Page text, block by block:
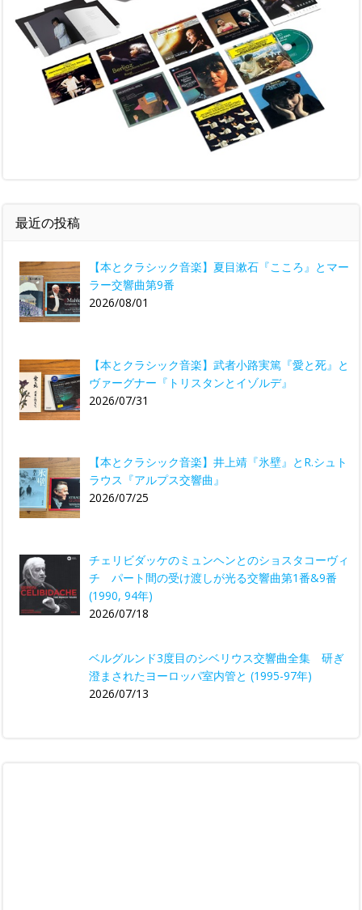
最近の投稿
【本とクラシック音楽】夏目漱石『こころ』とマー
ラー交響曲第9番
2026/08/01
【本とクラシック音楽】武者小路実篤『愛と死』と
ヴァーグナー『トリスタンとイゾルデ』
2026/07/31
【本とクラシック音楽】井上靖『氷壁』とR.シュト
ラウス『アルプス交響曲』
2026/07/25
チェリビダッケのミュンヘンとのショスタコーヴィ
チ パート間の受け渡しが光る交響曲第1番&9番
(1990, 94年)
2026/07/18
ベルグルンド3度目のシベリウス交響曲全集 研ぎ
澄まされたヨーロッパ室内管と (1995-97年)
2026/07/13